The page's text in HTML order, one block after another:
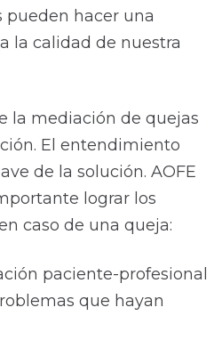
pueden hacer una
la calidad de nuestra
la mediación de quejas
El entendimiento
de la solución. AOFE
lograr los
caso de una queja:
paciente-profesional
que hayan